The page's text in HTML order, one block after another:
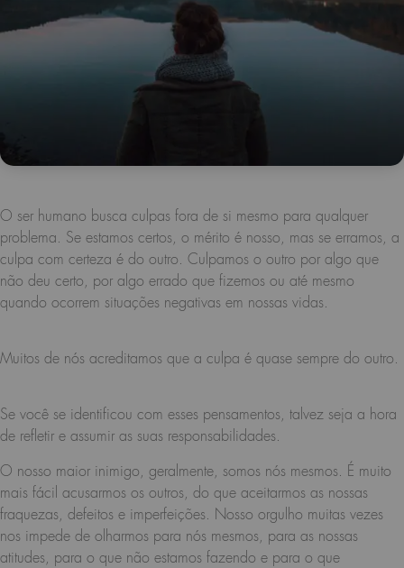
O ser humano busca culpas fora de si mesmo para qualquer
problema. Se estamos certos, o mérito é nosso, mas se erramos, a
culpa com certeza é do outro. Culpamos o outro por algo que
não deu certo, por algo errado que fizemos ou até mesmo
quando ocorrem situações negativas em nossas vidas.
Muitos de nós acreditamos que a culpa é quase sempre do outro.
Se você se identificou com esses pensamentos, talvez seja a hora
de refletir e assumir as suas responsabilidades.
O nosso maior inimigo, geralmente, somos nós mesmos. É muito
mais fácil acusarmos os outros, do que aceitarmos as nossas
fraquezas, defeitos e imperfeições. Nosso orgulho muitas vezes
nos impede de olharmos para nós mesmos, para as nossas
atitudes, para o que não estamos fazendo e para o que